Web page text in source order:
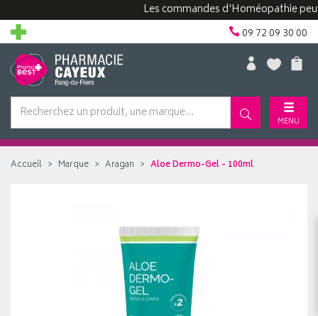
Les commandes d'Homéopathie
09 72 09 30 00
MENU
Accueil Marque Aragan Aloe Dermo-Gel - 100ml